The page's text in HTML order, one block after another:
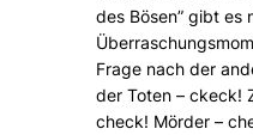
des Bösen” gibt es
Frage nach der
der Toten – ckeck!
check! Mörder –